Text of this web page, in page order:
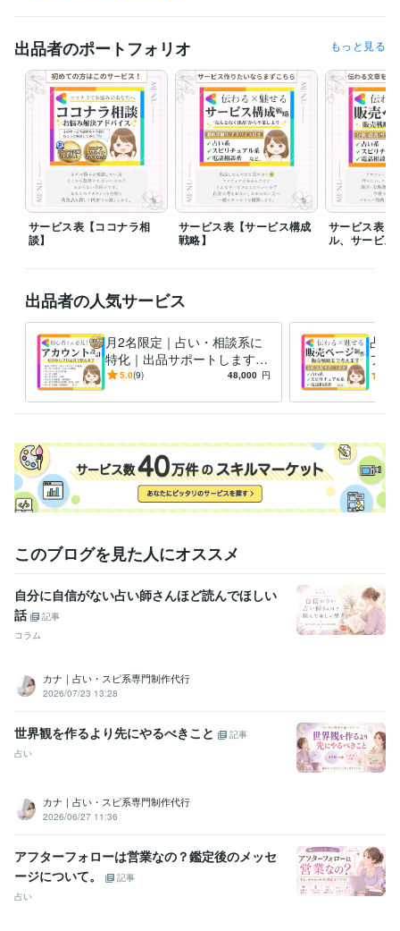
お見積もりは無料で承っております。
ヒアリングを通じて、ご予算や目的に応じたご提案をさせていただきま
すので
どうぞお気軽にご相談ください☘️
経験職種
デザイナー / Webデザイナー 経験年数 : 2年
職歴
介護福祉士 2019年2月 ~ 2023年7月
WEBデザイナー 2023年9月 ~ 現在
受賞歴
キング、おすすめで1位獲得 ココナラ出品コンサルカテゴリー　ラン
キング、おすすめ１位獲得
ビジネス・クリエイティブツール
Canva:1年Adobe Illustrator:0年Adobe Photoshop:2年
WordPress:2年
得意分野
Web制作・HP作成・EC構築
サムネイル制作/広告バナー/ヘッダー
Webデザイン photoshop イラストレーター キャンバ
集客・マーケティング相談
ココナラ販売戦略（トータルサポート）
ココナラアカウント添削や作成、アドバイス 占い師さん向けお悩み
電話相談
マーケティング ココナラ ココナラコンサル
出品者のポートフォリオ もっと見る
サービス表【ココナラ相
談】
サービス表【サービス構成
戦略】
サービス表【
ル、サービス
出品者の人気サービス
月2名限定｜占い・相談系に
特化｜出品サポートします
本気の方のみ｜自己流で売れ
走します
5.0(9) 48,000 円
占い
フ・
売上
ます
このブログを見た人にオススメ
自分に自信がない占い師さんほど読んでほしい
話
記事
コラム
カナ｜占い・スピ系専門制作代行
2026/07/23 13:28
世界観を作るより先にやるべきこと
記事
占い
カナ｜占い・スピ系専門制作代行
2026/06/27 11:36
アフターフォローは営業なの？鑑定後のメッセ
ージについて。
記事
占い